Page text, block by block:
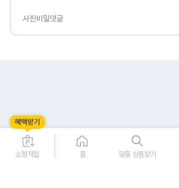
사진비밀댓글
0
쇼핑적립 홈 맞춤 상품찾기